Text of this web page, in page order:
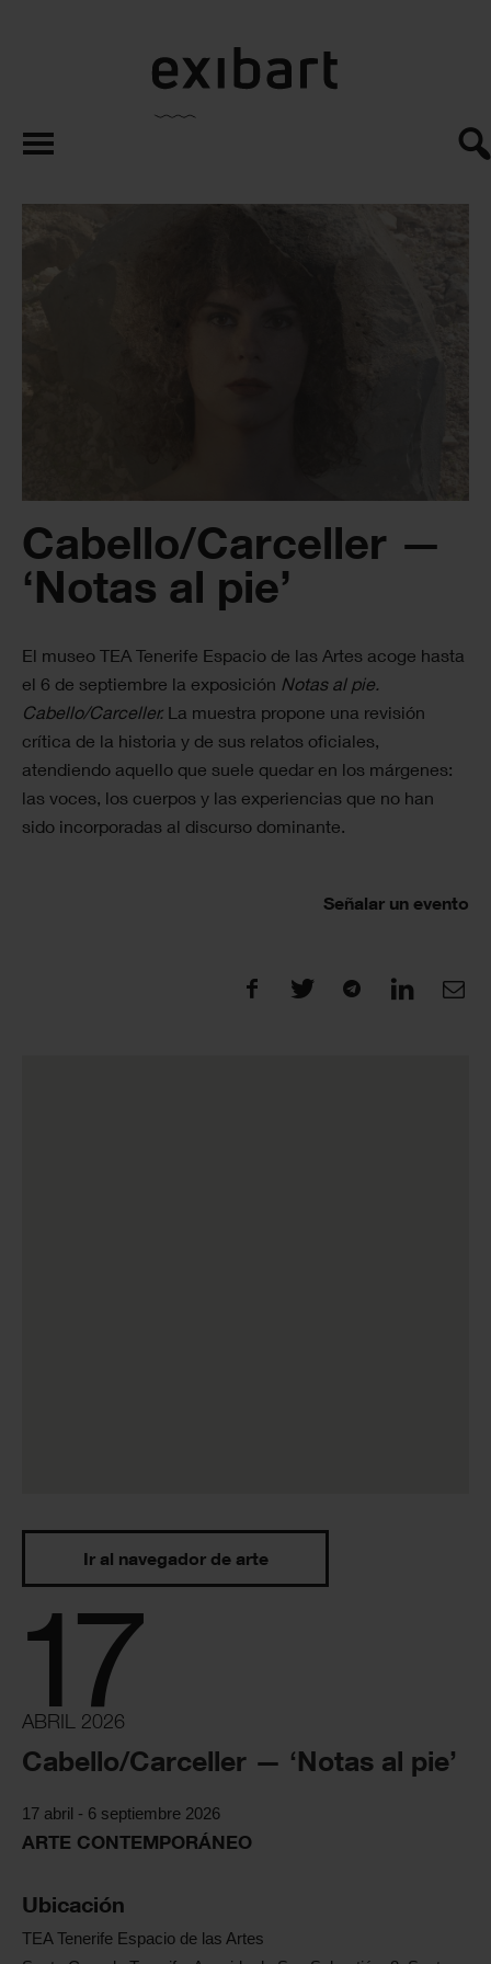
exibart.es
Cabello/Carceller —
‘Notas al pie’
El museo TEA Tenerife Espacio de las Artes acoge hasta
el 6 de septiembre la exposición Notas al pie.
Cabello/Carceller. La muestra propone una revisión
crítica de la historia y de sus relatos oficiales,
atendiendo aquello que suele quedar en los márgenes:
las voces, los cuerpos y las experiencias que no han
sido incorporadas al discurso dominante.
Señalar un evento
Ir al navegador de arte
17
ABRIL 2026
Cabello/Carceller — ‘Notas al pie’
17 abril - 6 septiembre 2026
ARTE CONTEMPORÁNEO
Ubicación
TEA Tenerife Espacio de las Artes